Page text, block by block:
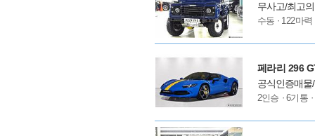
무사고/최고
모
수동 122마력
페라리 296
공식인증매물
모
2인승 6기통